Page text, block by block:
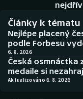
Biatlon
Boby a skeleton
Aplikace ČT sport
AZ kvíz
nejdřív
Články k tématu
Nejlépe placený
podle Forbesu
6. 8. 2026
Česká osmnáctka
medaile si
Aktualizováno 6. 8. 2026